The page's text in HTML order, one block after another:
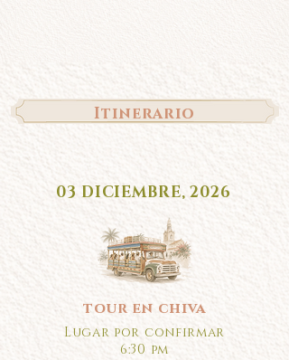
Itinerario
03 DICIEMBRE, 2026
tour en chiva
Lugar por confirmar
6:30 pm